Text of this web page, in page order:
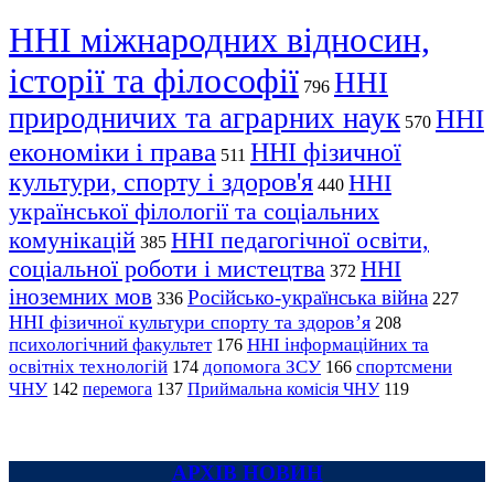
ННІ міжнародних відносин,
історії та філософії 796 ННІ
природничих та аграрних наук 570 ННІ
економіки і права 511 ННІ фізичної
культури, спорту і здоров'я 440 ННІ
української філології та соціальних
комунікацій 385 ННІ педагогічної освіти,
соціальної роботи і мистецтва 372 ННІ
іноземних мов 336 Російсько-українська війна 227
ННІ фізичної культури спорту та здоров’я 208
психологічний факультет 176 ННІ інформаційних та
освітніх технологій 174 допомога ЗСУ 166 спортсмени
ЧНУ 142 перемога 137 Приймальна комісія ЧНУ 119
АРХІВ НОВИН